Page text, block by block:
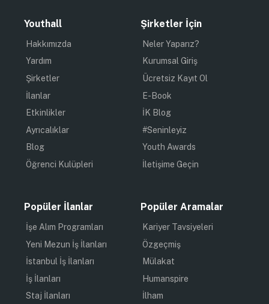
Youthall
Hakkımızda
Yardım
Şirketler
İlanlar
Etkinlikler
Ayrıcalıklar
Blog
Öğrenci Kulüpleri
Şirketler İçin
Neler Yaparız?
Kurumsal Giriş
Ücretsiz Kayıt Ol
E-Book
İK Blog
#Seninleyiz
Youth Awards
İletişime Geçin
Popüler İlanlar
İşe Alım Programları
Yeni Mezun İş İlanları
İstanbul İş İlanları
İş İlanları
Staj İlanları
Popüler Aramalar
Kariyer Tavsiyeleri
Özgeçmiş
Mülakat
Humanspire
İlham